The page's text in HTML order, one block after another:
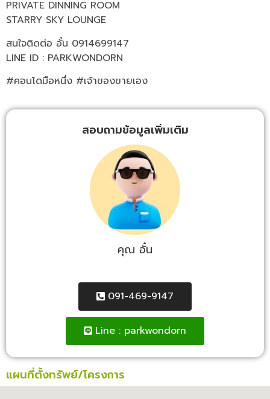
PRIVATE DINNING ROOM
STARRY SKY LOUNGE
สนใจติดต่อ อั๋น 0914699147
LINE ID : PARKWONDORN
#คอนโดมือหนึ่ง #เจ้าของขายเอง
สอบถามข้อมูลเพิ่มเติม
คุณ อั๋น
091-469-9147
Line : parkwondorn
แผนที่ตั้งทรัพย์/โครงการ